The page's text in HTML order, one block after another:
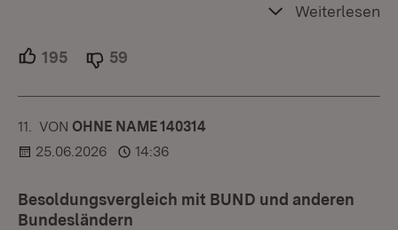
Weiterlesen
195 Unterstützer.
59
11. KOMMENTAR
VON :OHNE NAME 140314
25.06.2026
14:36
Besoldungsvergleich mit BUND und anderen
Bundesländern